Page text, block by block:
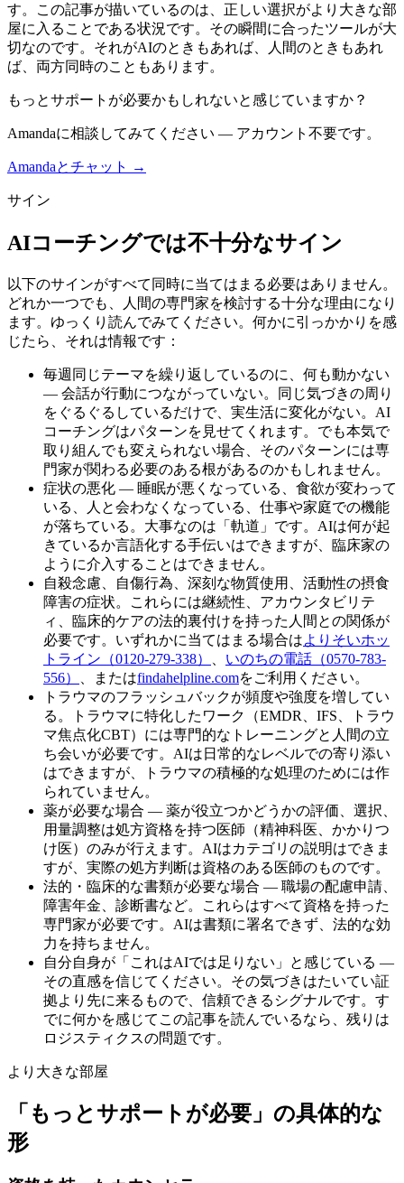
す。この記事が描いているのは、正しい選択がより大きな部
屋に入ることである状況です。その瞬間に合ったツールが大
切なのです。それがAIのときもあれば、人間のときもあれ
ば、両方同時のこともあります。
もっとサポートが必要かもしれないと感じていますか？
Amandaに相談してみてください — アカウント不要です。
Amandaとチャット →
サイン
AIコーチングでは不十分なサイン
以下のサインがすべて同時に当てはまる必要はありません。
どれか一つでも、人間の専門家を検討する十分な理由になり
ます。ゆっくり読んでみてください。何かに引っかかりを感
じたら、それは情報です：
毎週同じテーマを繰り返しているのに、何も動かない
— 会話が行動につながっていない。同じ気づきの周り
をぐるぐるしているだけで、実生活に変化がない。AI
コーチングはパターンを見せてくれます。でも本気で
取り組んでも変えられない場合、そのパターンには専
門家が関わる必要のある根があるのかもしれません。
症状の悪化 — 睡眠が悪くなっている、食欲が変わって
いる、人と会わなくなっている、仕事や家庭での機能
が落ちている。大事なのは「軌道」です。AIは何が起
きているか言語化する手伝いはできますが、臨床家の
ように介入することはできません。
自殺念慮、自傷行為、深刻な物質使用、活動性の摂食
障害の症状。これらには継続性、アカウンタビリテ
ィ、臨床的ケアの法的裏付けを持った人間との関係が
必要です。いずれかに当てはまる場合はよりそいホッ
トライン（0120-279-338）
いのちの電話（0570-783-
556）
、またはfindahelpline.comをご利用ください。
トラウマのフラッシュバックが頻度や強度を増してい
る。トラウマに特化したワーク（EMDR、IFS、トラウ
マ焦点化CBT）には専門的なトレーニングと人間の立
ち会いが必要です。AIは日常的なレベルでの寄り添い
はできますが、トラウマの積極的な処理のためには作
られていません。
薬が必要な場合 — 薬が役立つかどうかの評価、選択、
用量調整は処方資格を持つ医師（精神科医、かかりつ
け医）のみが行えます。AIはカテゴリの説明はできま
すが、実際の処方判断は資格のある医師のものです。
法的・臨床的な書類が必要な場合 — 職場の配慮申請、
障害年金、診断書など。これらはすべて資格を持った
専門家が必要です。AIは書類に署名できず、法的な効
力を持ちません。
自分自身が「これはAIでは足りない」と感じている —
その直感を信じてください。その気づきはたいてい証
拠より先に来るもので、信頼できるシグナルです。す
でに何かを感じてこの記事を読んでいるなら、残りは
ロジスティクスの問題です。
より大きな部屋
「もっとサポートが必要」の具体的な
形